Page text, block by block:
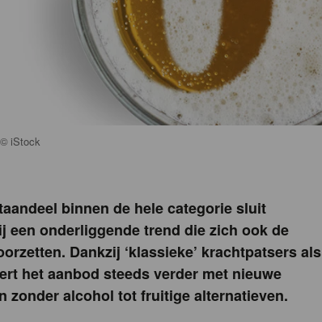
© iStock
binnen de hele categorie sluit
een onderliggende trend die zich ook de
Dankzij ‘klassieke’ krachtpatsers als
het aanbod steeds verder met nieuwe
zonder alcohol tot fruitige alternatieven.